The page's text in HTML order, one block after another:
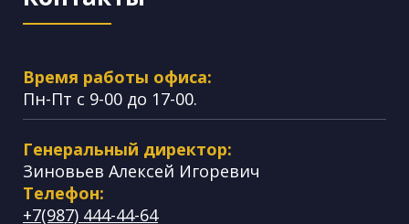
Время работы офиса:
Пн-Пт с 9-00 до 17-00.
Генеральный директор:
Зиновьев Алексей Игоревич
Телефон:
+7(987) 444-44-64